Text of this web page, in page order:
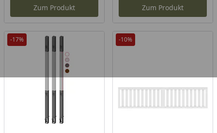
Zum Produkt Zum Produkt
-17% -10%